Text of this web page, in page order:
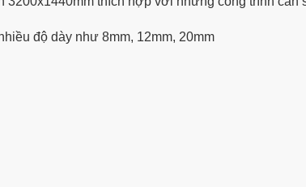
độ dày như 8mm, 12mm, 20mm